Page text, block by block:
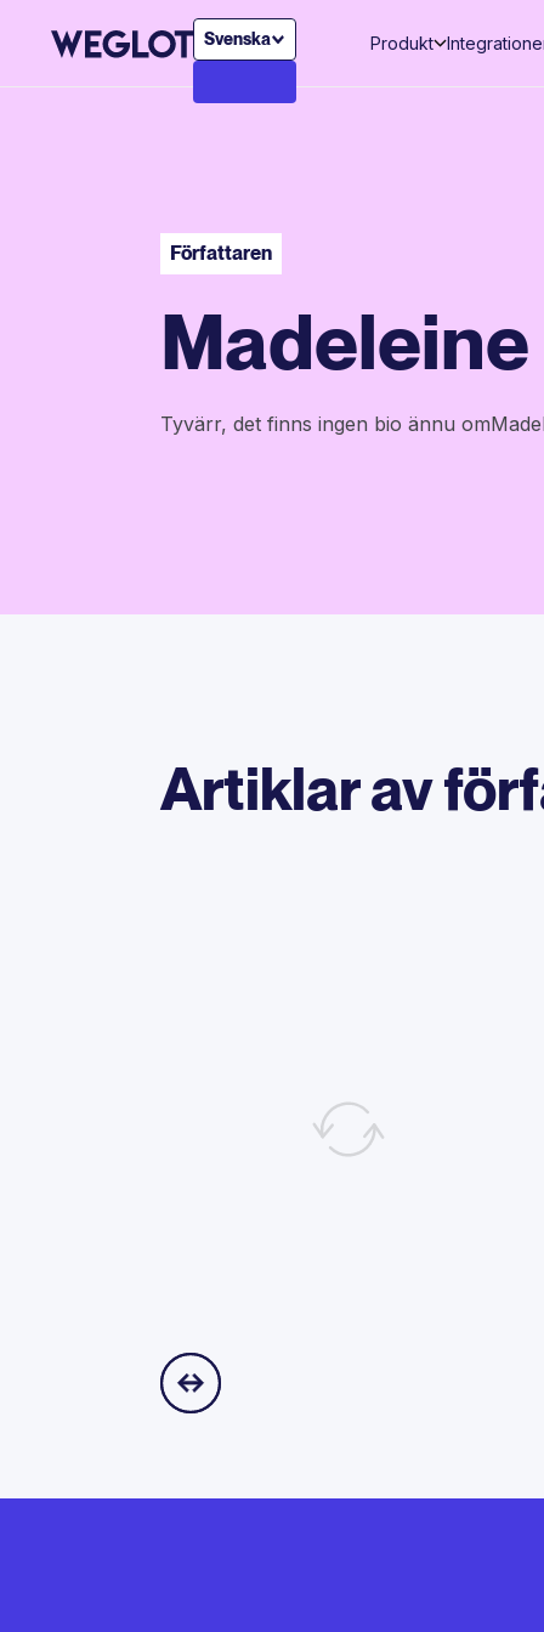
Svenska Produkt
Författaren
Tyvärr, det finns ingen bio ännu om
Artiklar av